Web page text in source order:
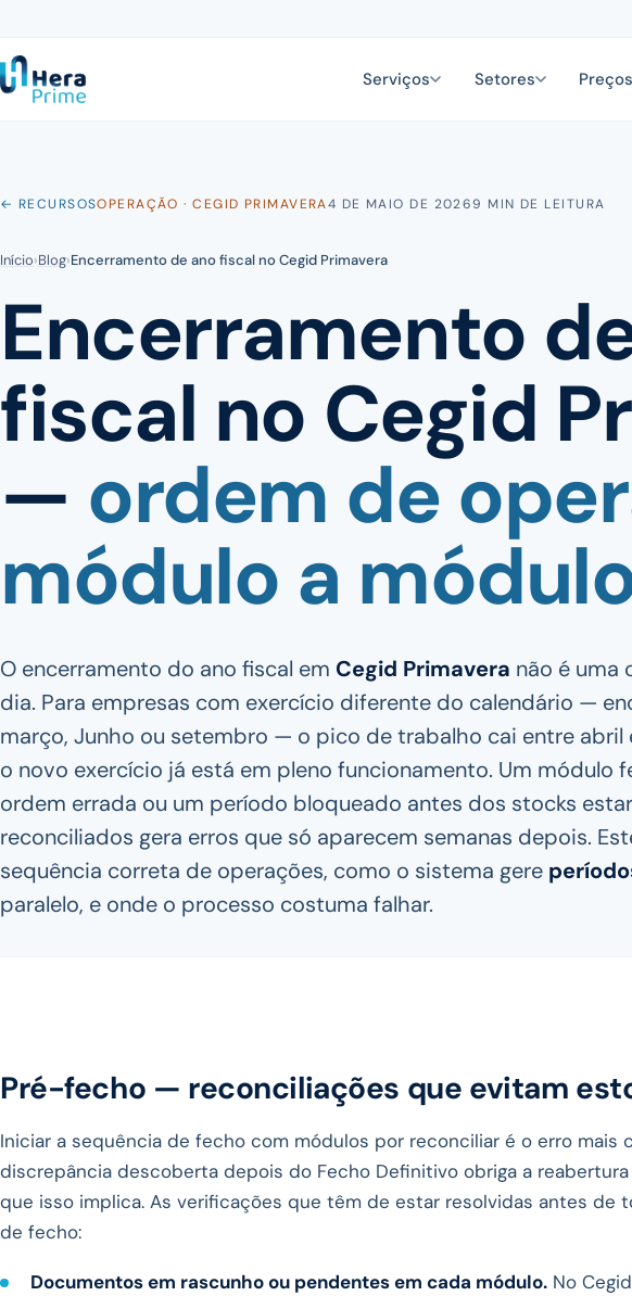
Serviços Setores
← RECURSOSOPERAÇÃO · CEGID PRIMAVERA4 DE MAIO DE 20269 MIN DE LEITURA
Início›Blog›Encerramento de ano fiscal no Cegid Primavera
Encerramento
fiscal no Cegid
— ordem de
módulo a
O encerramento do ano fiscal em Cegid Primavera não é uma
dia. Para empresas com exercício diferente do calendário —
março, Junho ou setembro — o pico de trabalho cai entre abril
o novo exercício já está em pleno funcionamento. Um módulo
ordem errada ou um período bloqueado antes dos stocks
reconciliados gera erros que só aparecem semanas depois.
sequência correta de operações, como o sistema gere
paralelo, e onde o processo costuma falhar.
Pré-fecho — reconciliações que evitam
Iniciar a sequência de fecho com módulos por reconciliar é o erro mais
discrepância descoberta depois do Fecho Definitivo obriga a
que isso implica. As verificações que têm de estar resolvidas antes de
de fecho:
Documentos em rascunho ou pendentes em cada módulo. No